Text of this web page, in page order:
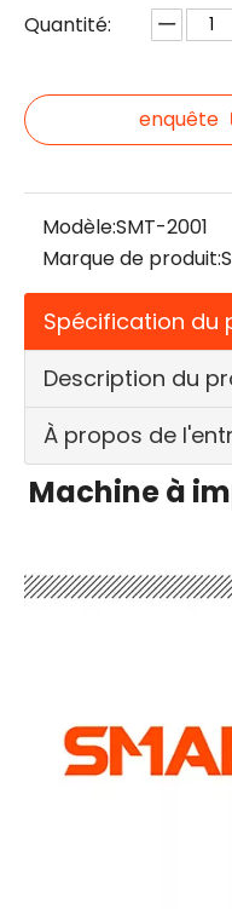
Quantité:
enquête
Modèle:SMT-2001
Marque de produit:
Spécification du
Description du
À propos de
Machine à